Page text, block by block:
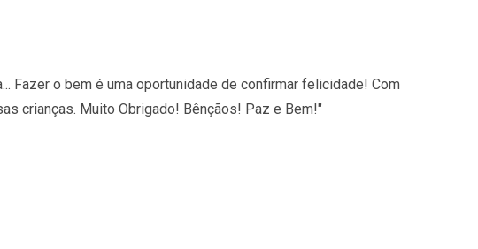
Fazer o bem é uma oportunidade de confirmar felicidade! Com
crianças. Muito Obrigado! Bênçãos! Paz e Bem!"